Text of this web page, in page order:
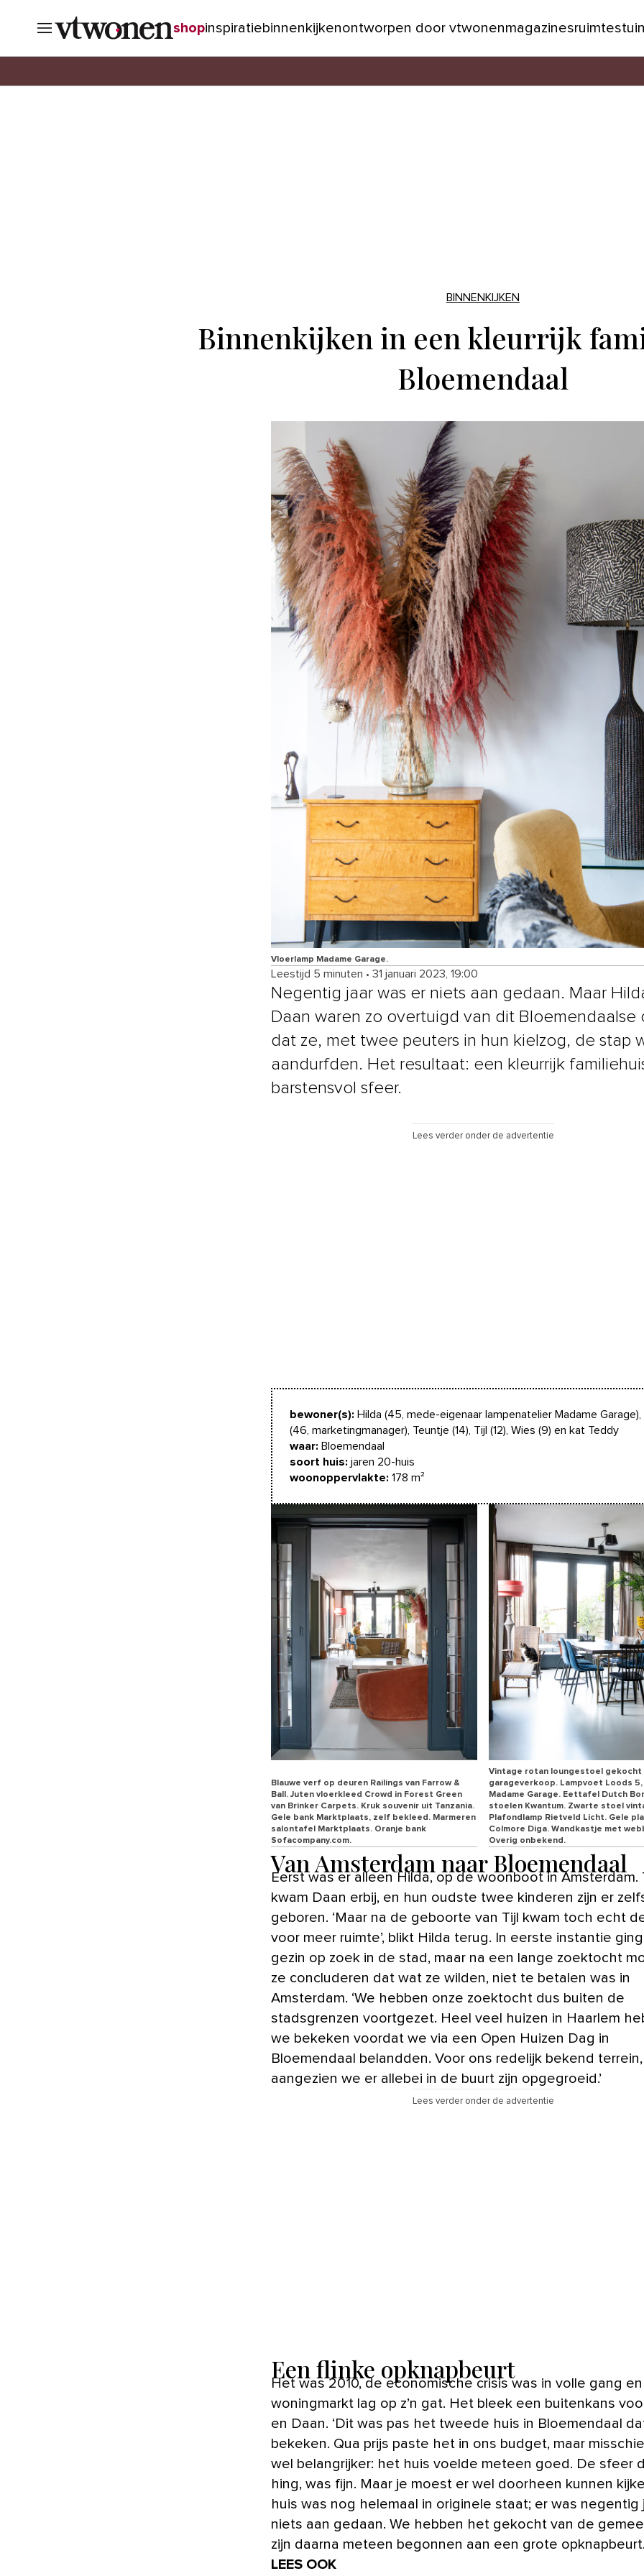
shopinspiratiebinnenkijkenontworpen door vtwonenmagazinesruimtes
BINNENKIJKEN
Binnenkijken in een kleurrijk
Bloemendaal
Vloerlamp Madame Garage.
Leestijd 5 minuten • 31 januari 2023, 19:00
Negentig jaar was er niets aan gedaan. Maar
Daan waren zo overtuigd van dit Bloemendaalse
dat ze, met twee peuters in hun kielzog, de stap
aandurfden. Het resultaat: een kleurrijk
barstensvol sfeer.
Lees verder onder de advertentie
bewoner(s): Hilda (45, mede-eigenaar lampenatelier Madame Garage),
(46, marketingmanager), Teuntje (14), Tijl (12), Wies (9) en kat Teddy
waar: Bloemendaal
soort huis: jaren 20-huis
woonoppervlakte: 178 m²
Blauwe verf op deuren Railings van Farrow &
Ball. Juten vloerkleed Crowd in Forest Green
van Brinker Carpets. Kruk souvenir uit Tanzania.
Gele bank Marktplaats, zelf bekleed. Marmeren
salontafel Marktplaats. Oranje bank
Sofacompany.com.
Vintage rotan loungestoel gekocht
garageverkoop. Lampvoet Loods 5,
Madame Garage. Eettafel Dutch
stoelen Kwantum. Zwarte stoel
Plafondlamp Rietveld Licht. Gele
Colmore Diga. Wandkastje met
Overig onbekend.
Van Amsterdam naar Bloemendaal
Eerst was er alleen Hilda, op de woonboot in Amsterdam. Toen
kwam Daan erbij, en hun oudste twee kinderen zijn er
geboren. ‘Maar na de geboorte van Tijl kwam toch echt
voor meer ruimte’, blikt Hilda terug. In eerste instantie
gezin op zoek in de stad, maar na een lange zoektocht
ze concluderen dat wat ze wilden, niet te betalen was in
Amsterdam. ‘We hebben onze zoektocht dus buiten de
stadsgrenzen voortgezet. Heel veel huizen in Haarlem
we bekeken voordat we via een Open Huizen Dag in
Bloemendaal belandden. Voor ons redelijk bekend terrein,
aangezien we er allebei in de buurt zijn opgegroeid.’
Lees verder onder de advertentie
Een flinke opknapbeurt
Het was 2010, de economische crisis was in volle gang
woningmarkt lag op z’n gat. Het bleek een buitenkans
en Daan. ‘Dit was pas het tweede huis in Bloemendaal
bekeken. Qua prijs paste het in ons budget, maar
wel belangrijker: het huis voelde meteen goed. De sfeer
hing, was fijn. Maar je moest er wel doorheen kunnen
huis was nog helemaal in originele staat; er was negentig
niets aan gedaan. We hebben het gekocht van de
zijn daarna meteen begonnen aan een grote
LEES OOK